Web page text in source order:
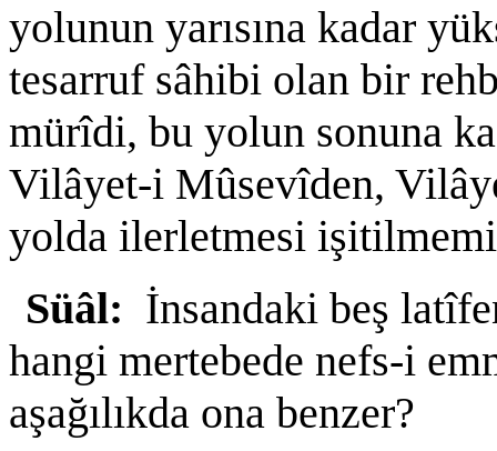
yolunun yarısına kadar
tesarruf sâhibi olan bir
mürîdi, bu yolun sonuna
Vilâyet-i Mûsevîden,
yolda ilerletmesi
Süâl: İnsandaki beş
hangi mertebede nefs-i
aşağılıkda ona benzer?